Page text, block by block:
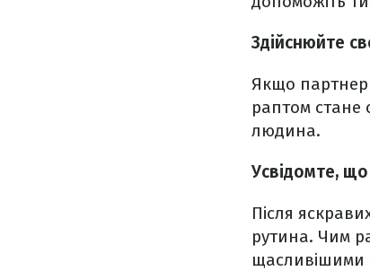
Здійснюйте
Якщо партнер
раптом стане
людина.
Усвідомте,
Після
рутина. Чим
щасливішими